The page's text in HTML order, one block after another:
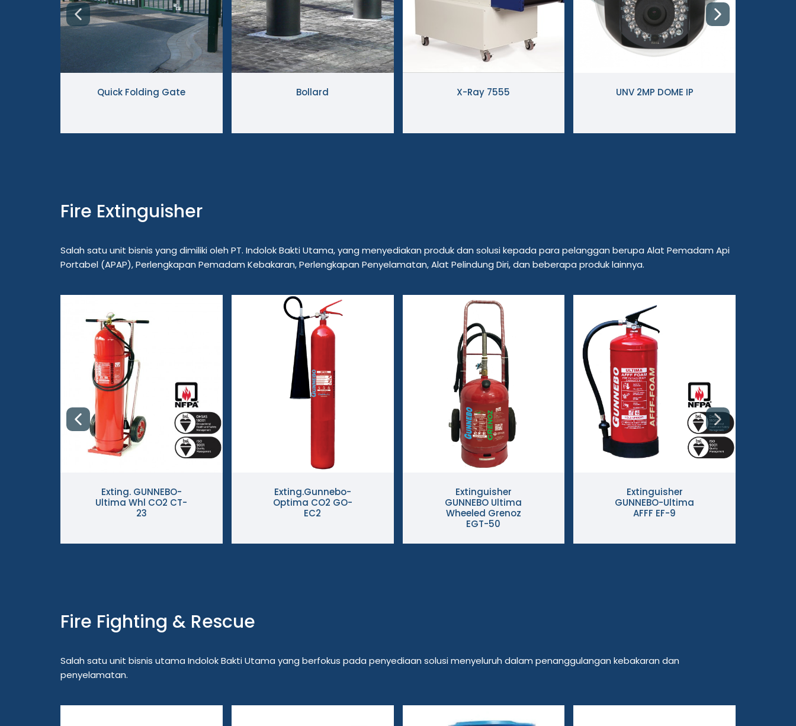
Quick Folding Gate Bollard X-Ray 7555 UNV 2MP DOME IP
Fire Extinguisher
Salah satu unit bisnis yang dimiliki oleh PT. Indolok Bakti Utama, yang menyediakan produk dan solusi kepada para pelanggan berupa Alat Pemadam Api
Portabel (APAP), Perlengkapan Pemadam Kebakaran, Perlengkapan Penyelamatan, Alat Pelindung Diri, dan beberapa produk lainnya.
Exting. GUNNEBO-
Ultima Whl CO2 CT-
23
Exting.Gunnebo-
Optima CO2 GO-
EC2
Extinguisher
GUNNEBO Ultima
Wheeled Grenoz
EGT-50
Extinguisher
GUNNEBO-Ultima
AFFF EF-9
Fire Fighting & Rescue
Salah satu unit bisnis utama Indolok Bakti Utama yang berfokus pada penyediaan solusi menyeluruh dalam penanggulangan kebakaran dan
penyelamatan.